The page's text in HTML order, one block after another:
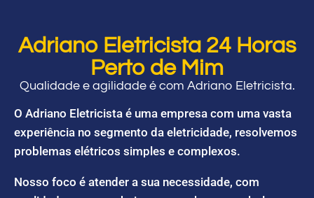
Adriano Eletricista 24 Horas
Perto de Mim
Qualidade e agilidade é com Adriano Eletricista.
O Adriano Eletricista é uma empresa com uma vasta
experiência no segmento da eletricidade, resolvemos
problemas elétricos simples e complexos.
Nosso foco é atender a sua necessidade, com